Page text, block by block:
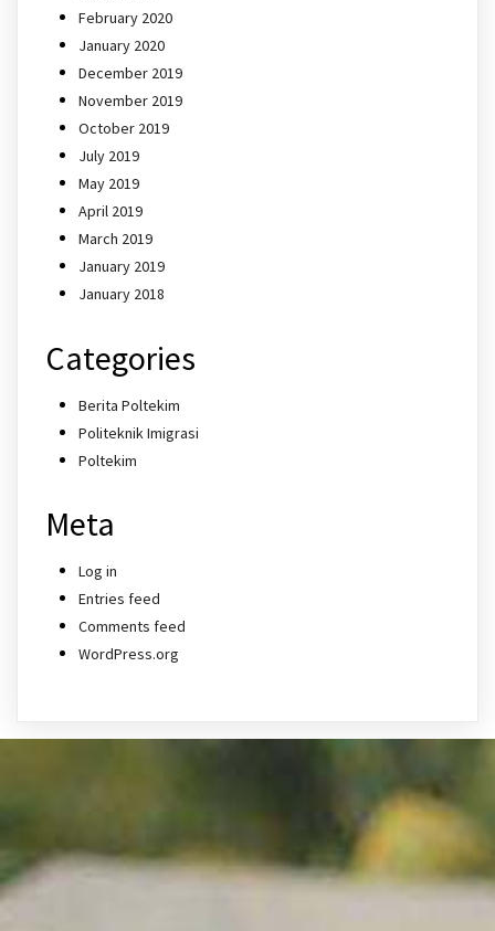
February 2020
January 2020
December 2019
November 2019
October 2019
July 2019
May 2019
April 2019
March 2019
January 2019
January 2018
Categories
Berita Poltekim
Politeknik Imigrasi
Poltekim
Meta
Log in
Entries feed
Comments feed
WordPress.org